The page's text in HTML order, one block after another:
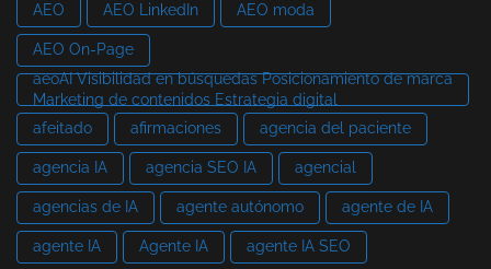
AEO AEO LinkedIn AEO moda
AEO On-Page
aeoAI Visibilidad en búsquedas Posicionamiento de marca
Marketing de contenidos Estrategia digital
afeitado
afirmaciones agencia del paciente
agencia IA agencia SEO IA agencial
agencias de IA agente autónomo agente de IA
agente IA Agente IA agente IA SEO